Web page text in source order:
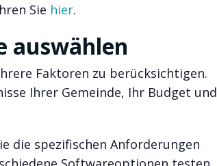
Sie hier.
auswählen
Faktoren zu berücksichtigen.
Ihrer Gemeinde, Ihr Budget und
die spezifischen Anforderungen